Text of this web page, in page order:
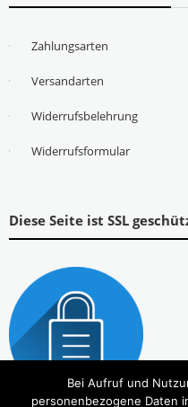
Zahlungsarten
Versandarten
Widerrufsbelehrung
Widerrufsformular
Diese Seite ist SSL
Bei Aufruf und
personenbezogene Daten